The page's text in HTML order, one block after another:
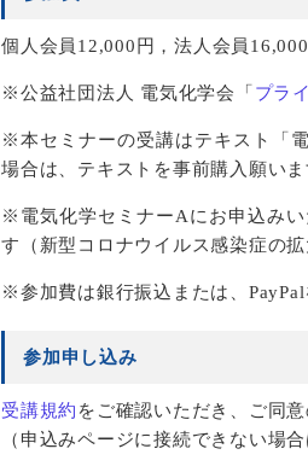
個人会員12,000円，法人会員
※公益社団法人 電気化学会「 プラ
※本セミナーの受講はテキスト「
場合は、テキストを事前購入願いま
※電気化学セミナーAにお申込み
す（新型コロナウイルス感染症の
※参加費は銀行振込または、
参加申し込み
受講規約 をご確認いただき、ご同意
（申込みページに接続できない場